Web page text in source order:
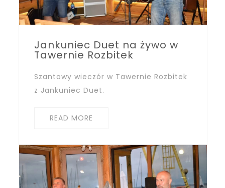
Jankuniec Duet na żywo w
Tawernie Rozbitek
Szantowy wieczór w Tawernie Rozbitek
z Jankuniec Duet.
READ MORE